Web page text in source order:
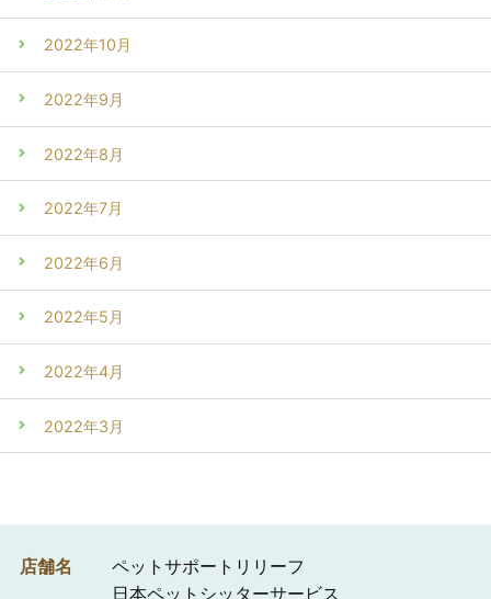
2022年10月
2022年9月
2022年8月
2022年7月
2022年6月
2022年5月
2022年4月
2022年3月
店舗名
ペットサポートリリーフ
日本ペットシッターサービス